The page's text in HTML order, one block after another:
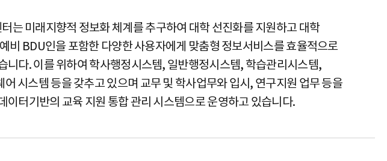
는 미래지향적 정보화 체계를 추구하여 대학 선진화를 지원하고 대학
비 BDU인을 포함한 다양한 사용자에게 맞춤형 정보서비스를 효율적으로
니다. 이를 위하여 학사행정시스템, 일반행정시스템, 학습관리시스템,
시스템 등을 갖추고 있으며 교무 및 학사업무와 입시, 연구지원 업무 등을
이터기반의 교육 지원 통합 관리 시스템으로 운영하고 있습니다.